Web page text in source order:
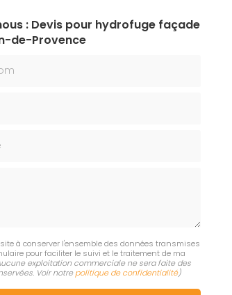
: Devis pour hydrofuge façade
de-Provence
à conserver l'ensemble des données transmises
pour faciliter le suivi et le traitement de ma
exploitation commerciale ne sera faite des
Voir notre politique de confidentialité)